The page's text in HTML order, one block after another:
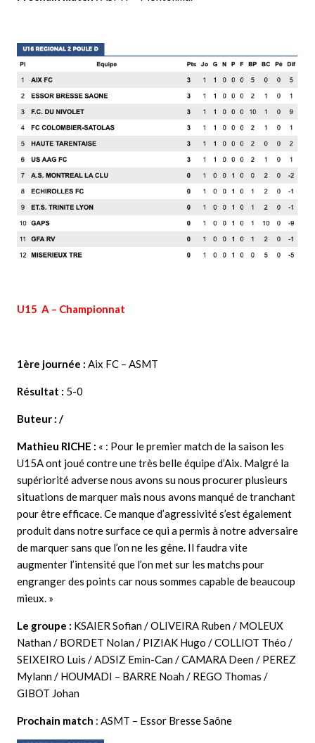
U15 A – Championnat
1ère journée : Aix FC – ASMT
Résultat : 5-0
Buteur : /
Mathieu RICHE : « : Pour le premier match de la saison les
U15A ont joué contre une très belle équipe d’Aix. Malgré la
supériorité adverse nous avons su nous procurer plusieurs
situations de marquer mais nous avons manqué de tranchant
pour être efficace. Ce manque d’agressivité s’est également
produit dans notre surface ce qui a permis à notre adversaire
de marquer sans que l’on ne les gêne. Il faudra vite
augmenter l’intensité que l’on met sur les matchs pour
engranger des points car nous sommes capable de beaucoup
mieux. »
Le groupe : KSAIER Sofian / OLIVEIRA Ruben / MOLEUX
Nathan / BORDET Nolan / PIZIAK Hugo / COLLIOT Théo /
SEIXEIRO Luis / ADSIZ Emin-Can / CAMARA Deen / PEREZ
Mylann / HOUMADI – BARRE Noah / REGO Thomas /
GIBOT Johan
Prochain match : ASMT – Essor Bresse Saône